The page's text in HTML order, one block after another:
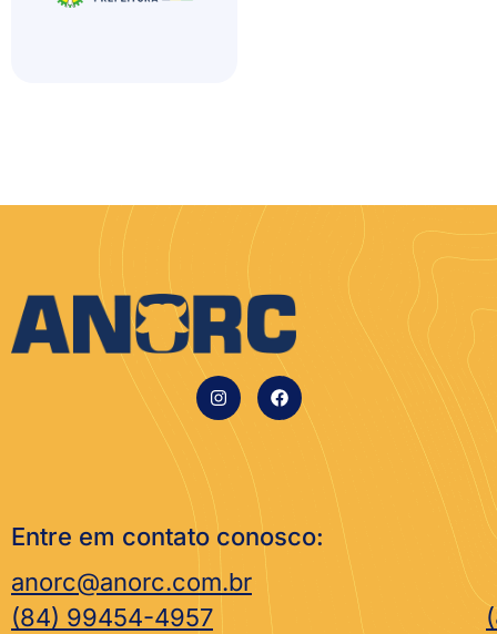
Entre em contato conosco:
anorc@anorc.com.br
(84) 99454-4957